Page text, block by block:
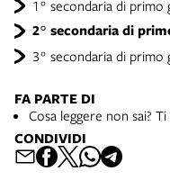
1° secondaria di primo
2° secondaria di
3° secondaria di primo
FA PARTE DI
Cosa leggere non sai?
CONDIVIDI